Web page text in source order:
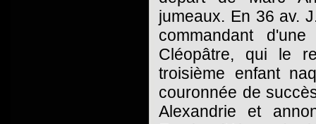
jumeaux. En 36 av.
commandant
Cléopâtre, qui le
troisième enfant
couronnée de
Alexandrie et